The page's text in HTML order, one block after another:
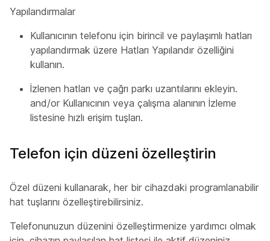
Yapılandırmalar
Kullanıcının telefonu için birincil ve paylaşımlı hatları
yapılandırmak üzere Hatları Yapılandır özelliğini
kullanın.
İzlenen hatları ve çağrı parkı uzantılarını ekleyin.
and/or Kullanıcının veya çalışma alanının İzleme
listesine hızlı erişim tuşları.
Telefon için düzeni özelleştirin
Özel düzeni kullanarak, her bir cihazdaki programlanabilir
hat tuşlarını özelleştirebilirsiniz.
Telefonunuzun düzenini özelleştirmenize yardımcı olmak